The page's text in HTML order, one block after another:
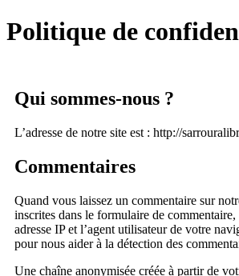
Politique de
Qui sommes-nous ?
L’adresse de notre site est : http://
Commentaires
Quand vous laissez un commentaire sur
inscrites dans le formulaire de commentaire,
adresse IP et l’agent utilisateur de votre
pour nous aider à la détection des
Une chaîne anonymisée créée à partir de